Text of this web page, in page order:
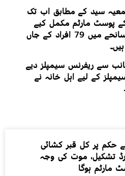
سید کے مطابق اب تک
کے پوسٹ مارٹم مکمل کیے
جا چکے ہیں تاہم اس سانحے میں 79 افراد کے جاں
کی جانب سے ریفرنس سیمپلز دیے
سیمپلز کے لیے اہل خانہ نے
حکم پر کل قبر کشائی
بورڈ تشکیل، موت کی وجہ
مارٹم ہوگا